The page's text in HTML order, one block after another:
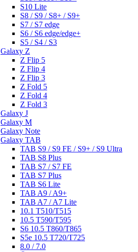
S10 Lite
S8 / S9 / S8+ / S9+
S7 / S7 edge
S6 / S6 edge/edge+
S5 / S4 / S3
Galaxy Z
Z Flip 5
Z Flip 4
Z Flip 3
Z Fold 5
Z Fold 4
Z Fold 3
Galaxy J
Galaxy M
Galaxy Note
Galaxy TAB
TAB S9 / S9 FE / S9+ / S9 Ultra
TAB S8 Plus
TAB S7 / S7 FE
TAB S7 Plus
TAB S6 Lite
TAB A9 / A9+
TAB A7 / A7 Lite
10.1 T510/T515
10.5 T590/T595
S6 10.5 T860/T865
S5e 10.5 T720/T725
8.0 / 7.0